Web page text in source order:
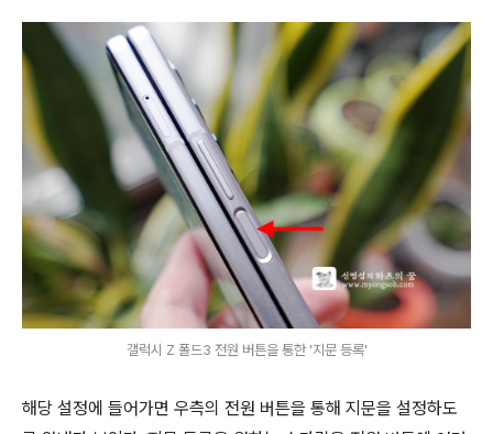
갤럭시 Z 폴드3 전원 버튼을 통한 '지문 등록'
해당 설정에 들어가면 우측의 전원 버튼을 통해 지문을 설정하도